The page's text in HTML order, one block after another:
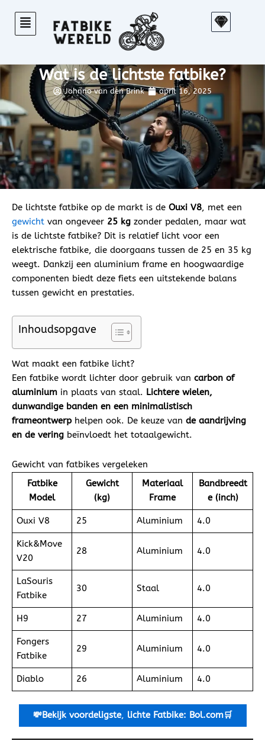
S
k
t
c
h
Wat is de lichtste fatbike?
Johnno van den Brink april 16, 2025
De lichtste fatbike op de markt is de Ouxi V8, met een
gewicht van ongeveer 25 kg zonder pedalen, maar wat
is de lichtste fatbike? Dit is relatief licht voor een
elektrische fatbike, die doorgaans tussen de 25 en 35 kg
weegt. Dankzij een aluminium frame en hoogwaardige
componenten biedt deze fiets een uitstekende balans
tussen gewicht en prestaties.
Inhoudsopgave
Wat maakt een fatbike licht?
Een fatbike wordt lichter door gebruik van carbon of
aluminium in plaats van staal. Lichtere wielen,
dunwandige banden en een minimalistisch
frameontwerp helpen ook. De keuze van de aandrijving
en de vering beïnvloedt het totaalgewicht.
Gewicht van fatbikes vergeleken
Fatbike
Model
Gewicht
(kg)
Materiaal
Frame
Bandbreedt
e (inch)
Ouxi V8 25 Aluminium 4.0
Kick&Move
V20
28 Aluminium 4.0
LaSouris
Fatbike
30 Staal 4.0
H9 27 Aluminium 4.0
Fongers
Fatbike
29 Aluminium 4.0
Diablo 26 Aluminium 4.0
💸Bekijk voordeligste, lichte Fatbike: Bol.com🛒